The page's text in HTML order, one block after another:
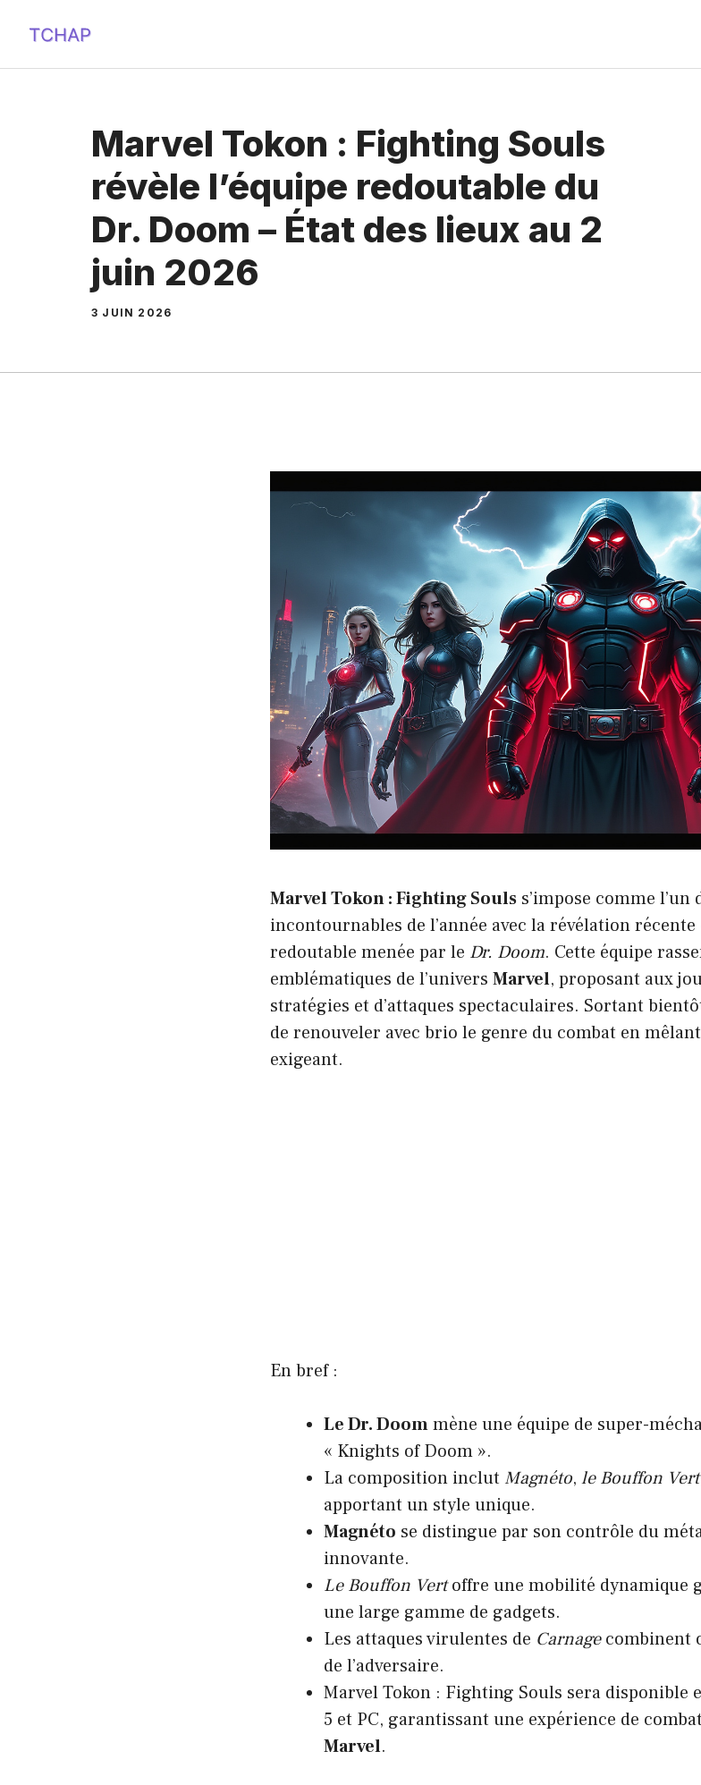
contenu
Marvel Tokon : Fighting Souls
révèle l’équipe redoutable du
Dr. Doom – État des lieux au 2
juin 2026
3 JUIN 2026
Marvel Tokon : Fighting Souls s’impose comme l’un
incontournables de l’année avec la révélation
redoutable menée par le Dr. Doom. Cette équipe
emblématiques de l’univers Marvel, proposant aux
stratégies et d’attaques spectaculaires. Sortant
de renouveler avec brio le genre du combat en
exigeant.
En bref :
Le Dr. Doommène une équipe de super-
« Knights of Doom ».
La composition inclut Magnéto, le Bouffon Vert
apportant un style unique.
Magnéto se distingue par son contrôle du
innovante.
Le Bouffon Vertoffre une mobilité dynamique
une large gamme de gadgets.
Les attaques virulentes de Carnagecombinent
de l’adversaire.
Marvel Tokon : Fighting Souls sera disponible
5 et PC, garantissant une expérience de
Marvel.